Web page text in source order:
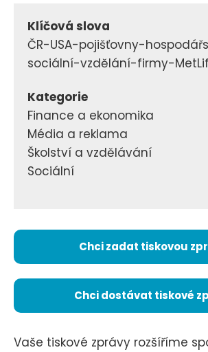
Klíčová slova
ČR-USA-pojišťovny-
sociální-vzdělání-firmy-
Kategorie
Finance a ekonomika
Média a reklama
Školství a vzdělávání
Sociální
Chci zadat tiskovou
Chci dostávat tiskové
Vaše tiskové zprávy rozšíříme